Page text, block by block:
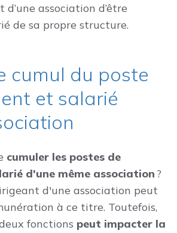
association d’être
de sa propre structure.
cumul du poste
et salarié
cumuler les postes de
d'une même association ?
d'une association peut
à ce titre. Toutefois,
fonctions peut impacter la